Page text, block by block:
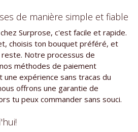
de manière simple et fiable
Surprose, c'est facile et rapide.
choisis ton bouquet préféré, et
reste. Notre processus de
méthodes de paiement
expérience sans tracas du
offrons une garantie de
tu peux commander sans souci.